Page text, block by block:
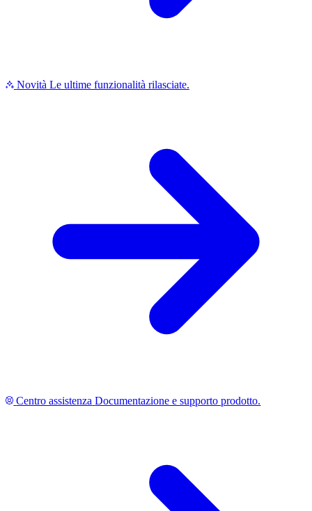
Novità Le ultime funzionalità rilasciate.
Centro assistenza Documentazione e supporto prodotto.